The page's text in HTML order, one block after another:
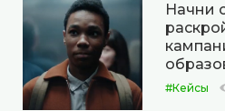
Начни
#Кейсы